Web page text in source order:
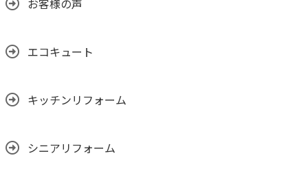
お客様の声
エコキュート
キッチンリフォーム
シニアリフォーム